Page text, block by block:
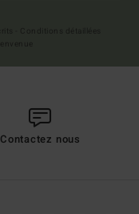
Contactez nous